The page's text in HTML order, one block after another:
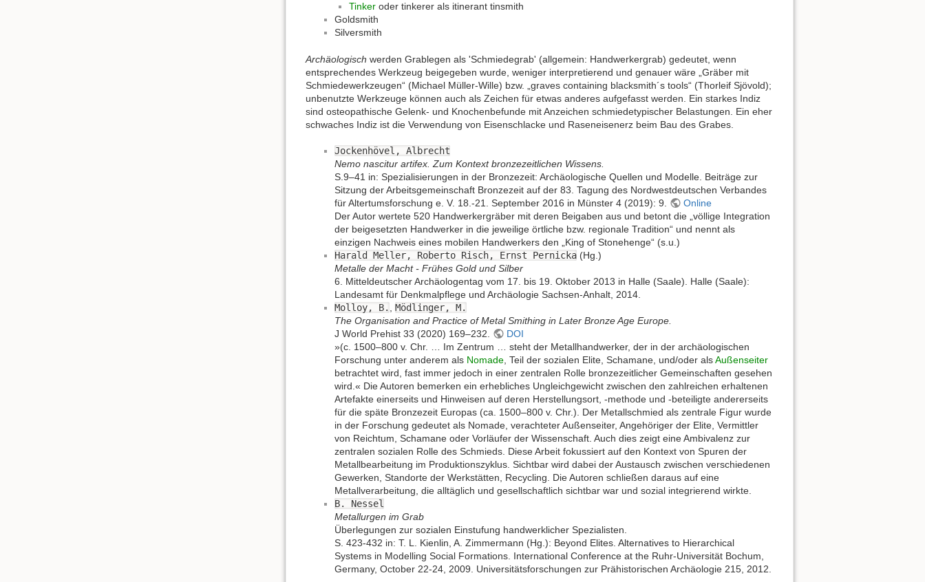
Tinker oder tinkerer als itinerant tinsmith
Goldsmith
Silversmith
Archäologisch werden Grablegen als 'Schmiedegrab' (allgemein: Handwerkergrab) gedeutet, wenn
entsprechendes Werkzeug beigegeben wurde, weniger interpretierend und genauer wäre „Gräber mit
Schmiedewerkzeugen“ (Michael Müller-Wille) bzw. „graves containing blacksmith´s tools“ (Thorleif Sjövold);
unbenutzte Werkzeuge können auch als Zeichen für etwas anderes aufgefasst werden. Ein starkes Indiz
sind osteopathische Gelenk- und Knochenbefunde mit Anzeichen schmiedetypischer Belastungen. Ein eher
schwaches Indiz ist die Verwendung von Eisenschlacke und Raseneisenerz beim Bau des Grabes.
Jockenhövel, Albrecht
Nemo nascitur artifex. Zum Kontext bronzezeitlichen Wissens.
S.9–41 in: Spezialisierungen in der Bronzezeit: Archäologische Quellen und Modelle. Beiträge zur
Sitzung der Arbeitsgemeinschaft Bronzezeit auf der 83. Tagung des Nordwestdeutschen Verbandes
für Altertumsforschung e. V. 18.-21. September 2016 in Münster 4 (2019): 9.
Online
Der Autor wertete 520 Handwerkergräber mit deren Beigaben aus und betont die „völlige Integration
der beigesetzten Handwerker in die jeweilige örtliche bzw. regionale Tradition“ und nennt als
einzigen Nachweis eines mobilen Handwerkers den „King of Stonehenge“ (s.u.)
Harald Meller, Roberto Risch, Ernst Pernicka (Hg.)
Metalle der Macht - Frühes Gold und Silber
6. Mitteldeutscher Archäologentag vom 17. bis 19. Oktober 2013 in Halle (Saale). Halle (Saale):
Landesamt für Denkmalpflege und Archäologie Sachsen-Anhalt, 2014.
Molloy, B. , Mödlinger, M.
The Organisation and Practice of Metal Smithing in Later Bronze Age Europe.
J World Prehist 33 (2020) 169–232.
DOI
»(c. 1500–800 v. Chr. … Im Zentrum … steht der Metallhandwerker, der in der archäologischen
Forschung unter anderem als Nomade, Teil der sozialen Elite, Schamane, und/oder alsAußenseiter
betrachtet wird, fast immer jedoch in einer zentralen Rolle bronzezeitlicher Gemeinschaften gesehen
wird.« Die Autoren bemerken ein erhebliches Ungleichgewicht zwischen den zahlreichen erhaltenen
Artefakte einerseits und Hinweisen auf deren Herstellungsort, -methode und -beteiligte andererseits
für die späte Bronzezeit Europas (ca. 1500–800 v. Chr.). Der Metallschmied als zentrale Figur wurde
in der Forschung gedeutet als Nomade, verachteter Außenseiter, Angehöriger der Elite, Vermittler
von Reichtum, Schamane oder Vorläufer der Wissenschaft. Auch dies zeigt eine Ambivalenz zur
zentralen sozialen Rolle des Schmieds. Diese Arbeit fokussiert auf den Kontext von Spuren der
Metallbearbeitung im Produktionszyklus. Sichtbar wird dabei der Austausch zwischen verschiedenen
Gewerken, Standorte der Werkstätten, Recycling. Die Autoren schließen daraus auf eine
Metallverarbeitung, die alltäglich und gesellschaftlich sichtbar war und sozial integrierend wirkte.
B. Nessel
Metallurgen im Grab
Überlegungen zur sozialen Einstufung handwerklicher Spezialisten.
S. 423-432 in: T. L. Kienlin, A. Zimmermann (Hg.): Beyond Elites. Alternatives to Hierarchical
Systems in Modelling Social Formations. International Conference at the Ruhr-Universität Bochum,
Germany, October 22-24, 2009. Universitätsforschungen zur Prähistorischen Archäologie 215, 2012.